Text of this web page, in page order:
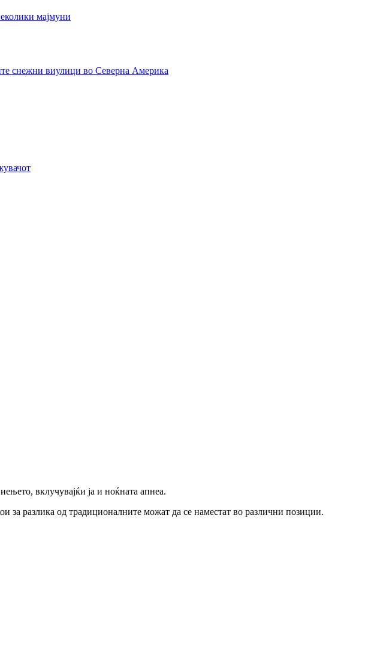
мајмуни
снежни виулици во Северна Америка
вклучувајќи ја и ноќната апнеа.
за разлика од традиционалните можат да се наместат во различни позиции.